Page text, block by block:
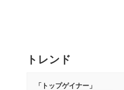
トレンド
「トップゲイナー」